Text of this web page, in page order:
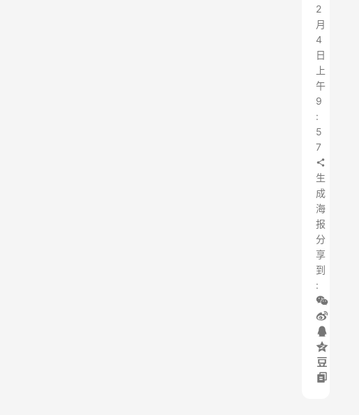
2
月
4
日
上
午
9
:
5
7
生
成
海
报
分
享
到
: